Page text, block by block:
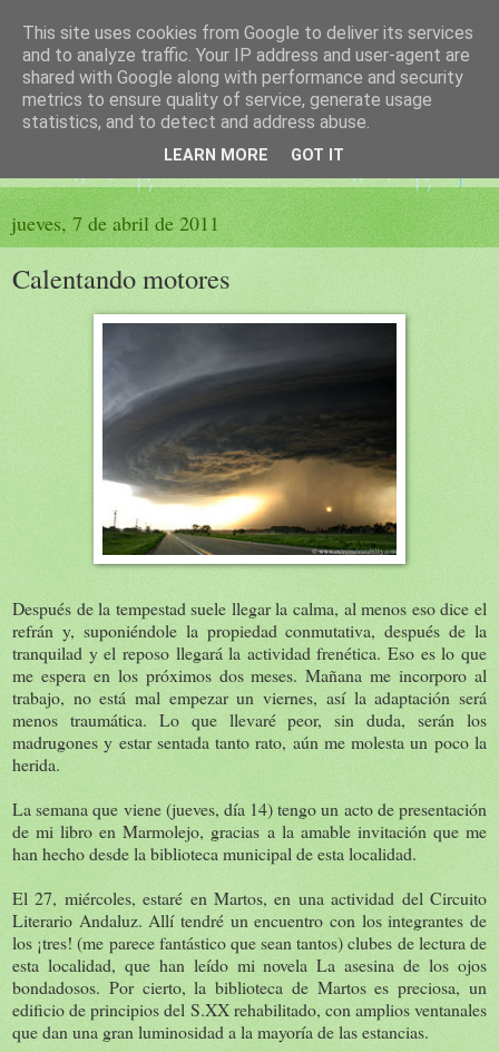
El sueño de las palabras
PÁGINA LITERARIA DE FELISA MORENO
jueves, 7 de abril de 2011
Calentando motores
Después de la tempestad suele llegar la calma, al menos eso dice el
refrán y, suponiéndole la propiedad conmutativa, después de la
tranquilad y el reposo llegará la actividad frenética. Eso es lo que
me espera en los próximos dos meses. Mañana me incorporo al
trabajo, no está mal empezar un viernes, así la adaptación será
menos traumática. Lo que llevaré peor, sin duda, serán los
madrugones y estar sentada tanto rato, aún me molesta un poco la
herida.
La semana que viene (jueves, día 14) tengo un acto de presentación
de mi libro en Marmolejo, gracias a la amable invitación que me
han hecho desde la biblioteca municipal de esta localidad.
El 27, miércoles, estaré en Martos, en una actividad del Circuito
Literario Andaluz. Allí tendré un encuentro con los integrantes de
los ¡tres! (me parece fantástico que sean tantos) clubes de lectura de
esta localidad, que han leído mi novela La asesina de los ojos
bondadosos. Por cierto, la biblioteca de Martos es preciosa, un
edificio de principios del S.XX rehabilitado, con amplios ventanales
que dan una gran luminosidad a la mayoría de las estancias.
This site uses cookies from Google to deliver its services
and to analyze traffic. Your IP address and user-agent are
shared with Google along with performance and security
metrics to ensure quality of service, generate usage
statistics, and to detect and address abuse.
LEARN MORE GOT IT